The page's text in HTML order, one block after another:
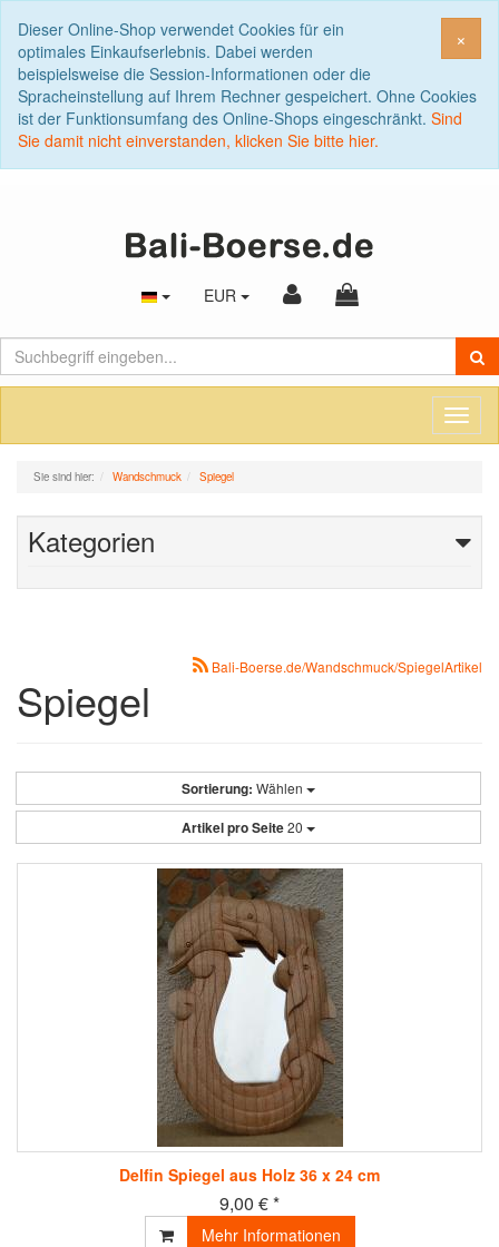
×
Dieser Online-Shop verwendet Cookies für ein
optimales Einkaufserlebnis. Dabei werden
beispielsweise die Session-Informationen oder die
Spracheinstellung auf Ihrem Rechner gespeichert. Ohne Cookies
ist der Funktionsumfang des Online-Shops eingeschränkt. Sind
Sie damit nicht einverstanden, klicken Sie bitte hier.
EUR
Sie sind hier: Wandschmuck Spiegel
Kategorien
Spiegel
Bali-Boerse.de/Wandschmuck/SpiegelArtikel
Sortierung: Wählen
Artikel pro Seite20
Delfin Spiegel aus Holz 36 x 24 cm
9,00 € *
Mehr Informationen